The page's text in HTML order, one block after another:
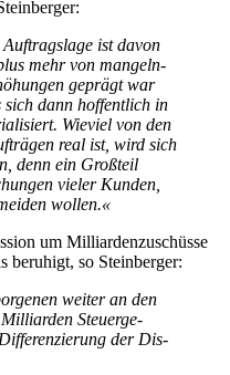
ist davon
mehr von man­geln­
geprägt war
sich dann hoffentlich in
Wieviel von den
real ist, wird sich
denn ein Großteil
vieler Kunden,
wollen.«
um Milliardenzuschüsse
beruhigt, so Steinberger:
weiter an den
Steuer­ge­
der Dis­